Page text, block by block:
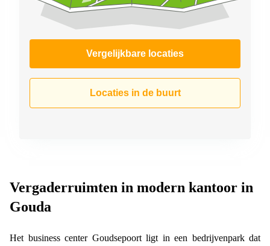
Bedrijfsruimte
Huren in
Vergelijkbare locaties
Locaties in de buurt
Vergaderruimten in modern kantoor in
Gouda
Het business center Goudsepoort ligt in een bedrijvenpark dat